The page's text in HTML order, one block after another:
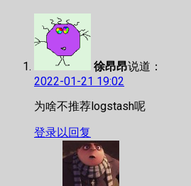
徐昂昂说道：
2022-01-21 19:02
为啥不推荐logstash呢
登录以回复